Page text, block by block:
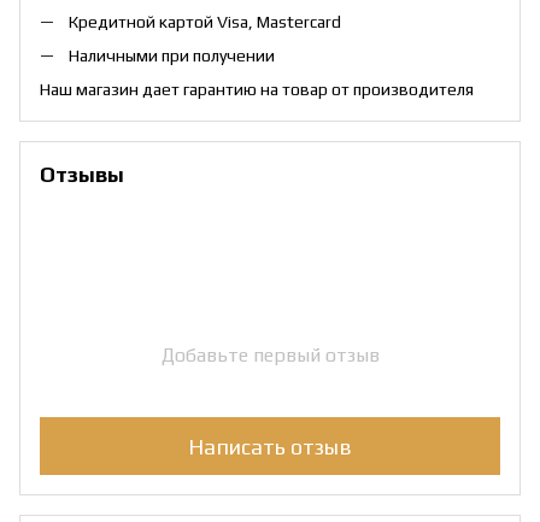
Кредитной картой Visa, Mastercard
Наличными при получении
Наш магазин дает гарантию на товар от производителя
Отзывы
Добавьте первый отзыв
Написать отзыв